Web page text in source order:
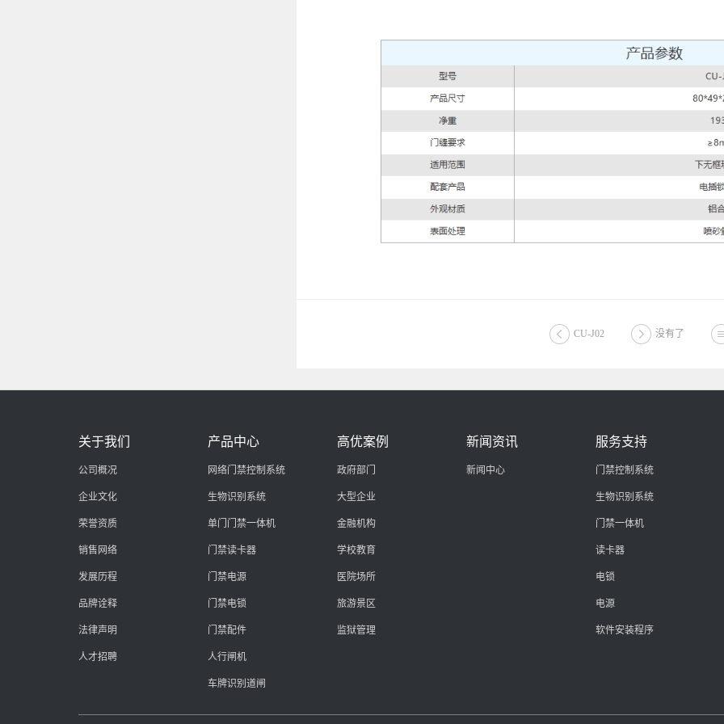
CU-J02 没有了
关于我们
公司概况
企业文化
荣誉资质
销售网络
发展历程
品牌诠释
法律声明
人才招聘
产品中心
网络门禁控制系统
生物识别系统
单门门禁一体机
门禁读卡器
门禁电源
门禁电锁
门禁配件
人行闸机
车牌识别道闸
高优案例
政府部门
大型企业
金融机构
学校教育
医院场所
旅游景区
监狱管理
新闻资讯
新闻中心
服务支持
门禁控制系统
生物识别系统
门禁一体机
读卡器
电锁
电源
软件安装程序